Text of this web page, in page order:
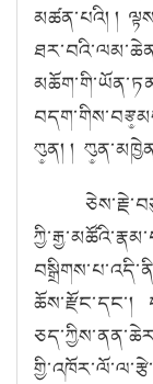
མཚན་པའི། །
ཀུ༵ན། །
ཆོས་རྫོང་དང་།